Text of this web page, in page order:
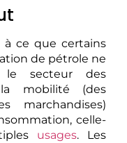
à ce que certains
de pétrole ne
le secteur des
mobilité (des
marchandises)
celle-
usages. Les